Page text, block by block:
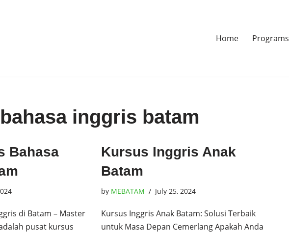
Home Programs
inggris batam
Bahasa
di Batam – Master
pusat kursus
Kursus Inggris Anak
Batam
by MEBATAM July 25, 2024
Kursus Inggris Anak Batam: Solusi Terbaik
untuk Masa Depan Cemerlang Apakah Anda